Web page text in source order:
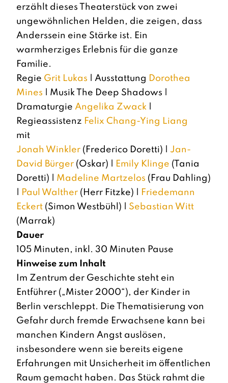
erzählt dieses Theaterstück von zwei
ungewöhnlichen Helden, die zeigen, dass
Anderssein eine Stärke ist. Ein
warmherziges Erlebnis für die ganze
Familie.
Regie Grit Lukas | Ausstattung Dorothea
Mines
| Musik The Deep Shadows |
Dramaturgie Angelika Zwack
Regieassistenz Felix Chang-Ying Liang
mit
Jonah Winkler (Frederico Doretti) | Jan-
David Bürger (Oskar) | Emily Klinge (Tania
Doretti) | Madeline Martzelos (Frau Dahling)
Paul Walther (Herr Fitzke) |
Friedemann
Eckert (Simon Westbühl) | Sebastian Witt
(Marrak)
Dauer
105 Minuten, inkl. 30 Minuten Pause
Hinweise zum Inhalt
Im Zentrum der Geschichte steht ein
Entführer („Mister 2000“), der Kinder in
Berlin verschleppt. Die Thematisierung von
Gefahr durch fremde Erwachsene kann bei
manchen Kindern Angst auslösen,
insbesondere wenn sie bereits eigene
Erfahrungen mit Unsicherheit im öffentlichen
Raum gemacht haben. Das Stück rahmt die